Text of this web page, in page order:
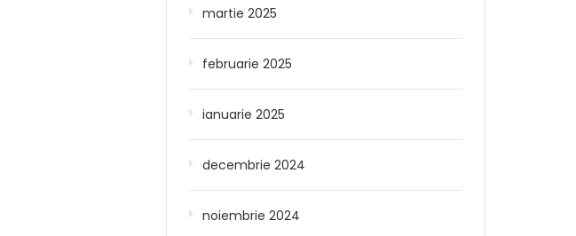
martie 2025
februarie 2025
ianuarie 2025
decembrie 2024
noiembrie 2024